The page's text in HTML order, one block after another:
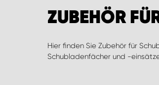
ZUBEHÖR
Hier finden Sie Zubehör für
Schubladenfächer und -
denen sich die Fächer auf